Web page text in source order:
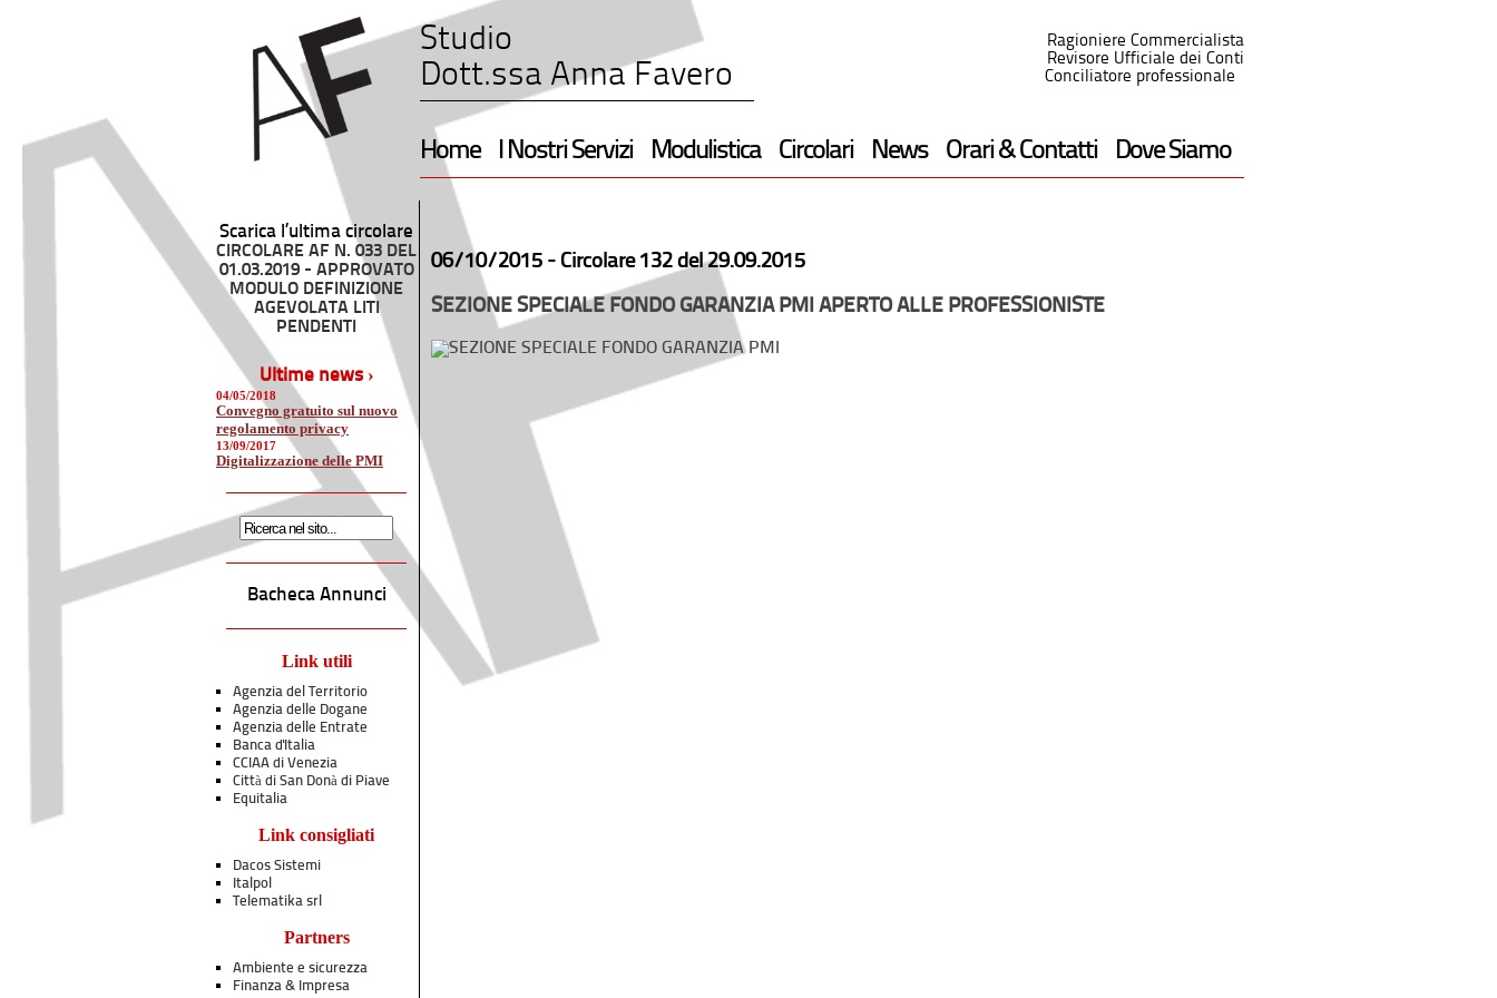
Studio
Dott.ssa Anna Favero
Ragioniere Commercialista
Revisore Ufficiale dei Conti
Conciliatore professionale
Home I Nostri Servizi Modulistica Circolari News Orari & Contatti Dove Siamo
Scarica l’ultima circolare
CIRCOLARE AF N. 033 DEL
01.03.2019 - APPROVATO
MODULO DEFINIZIONE
AGEVOLATA LITI
PENDENTI
Ultime news ›
04/05/2018
Convegno gratuito sul nuovo
regolamento privacy
13/09/2017
Digitalizzazione delle PMI
Bacheca Annunci
Link utili
Agenzia del Territorio
Agenzia delle Dogane
Agenzia delle Entrate
Banca d'Italia
CCIAA di Venezia
Città di San Donà di Piave
Equitalia
Link consigliati
Dacos Sistemi
Italpol
Telematika srl
Partners
Ambiente e sicurezza
Finanza & Impresa
06/10/2015 - Circolare 132 del 29.09.2015
SEZIONE SPECIALE FONDO GARANZIA PMI APERTO ALLE PROFESSIONISTE